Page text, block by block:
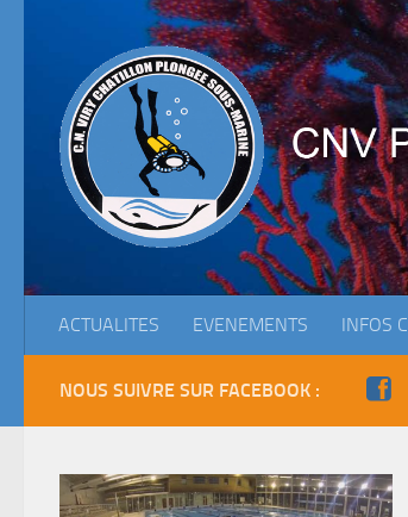
ACTUALITES EVENEMENTS INFOS
NOUS SUIVRE SUR FACEBOOK :